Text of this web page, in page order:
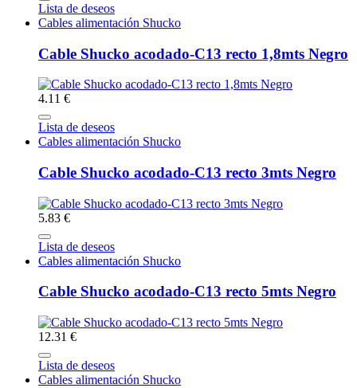
Lista de deseos
Cables alimentación Shucko
Cable Shucko acodado-C13 recto 1,8mts Negro
4.11 €
Lista de deseos
Cables alimentación Shucko
Cable Shucko acodado-C13 recto 3mts Negro
5.83 €
Lista de deseos
Cables alimentación Shucko
Cable Shucko acodado-C13 recto 5mts Negro
12.31 €
Lista de deseos
Cables alimentación Shucko